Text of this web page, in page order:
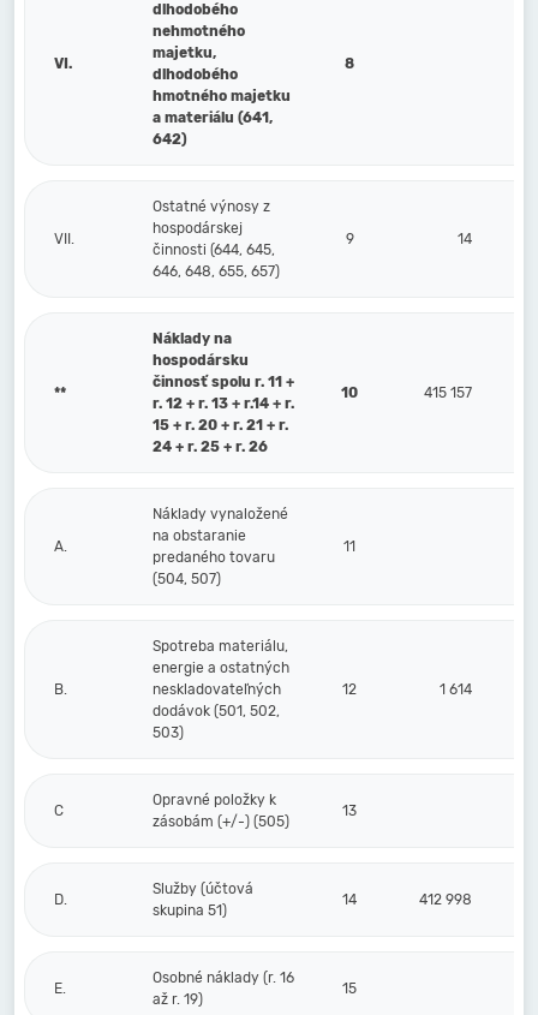
VI.
dlhodobého
nehmotného
majetku,
dlhodobého
hmotného majetku
a materiálu (641,
642)
8
VII.
Ostatné výnosy z
hospodárskej
činnosti (644, 645,
646, 648, 655, 657)
9 14
**
Náklady na
hospodársku
činnosť spolu r. 11 +
r. 12 + r. 13 + r.14 + r.
15 + r. 20 + r. 21 + r.
24 + r. 25 + r. 26
10 415 157
A.
Náklady vynaložené
na obstaranie
predaného tovaru
(504, 507)
11
B.
Spotreba materiálu,
energie a ostatných
neskladovateľných
dodávok (501, 502,
503)
12 1 614
C
Opravné položky k
zásobám (+/-) (505)
13
D.
Služby (účtová
skupina 51)
14 412 998
E.
Osobné náklady (r. 16
až r. 19)
15